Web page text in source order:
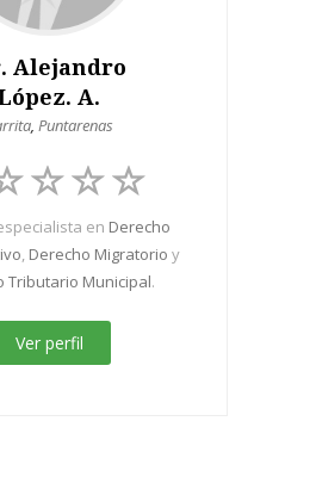
Alejandro
A.
, Puntarenas
en Derecho
, Derecho Migratorio y
Tributario Municipal.
Ver perfil